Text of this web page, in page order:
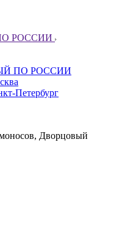
РОССИИ
ПО РОССИИ
Петербург
Дворцовый